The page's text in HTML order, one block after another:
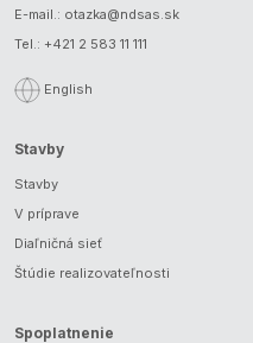
E-mail.: otazka@ndsas.sk
Tel.: +421 2 583 11 111
English
Stavby
Stavby
V príprave
Diaľničná sieť
Štúdie realizovateľnosti
Spoplatnenie